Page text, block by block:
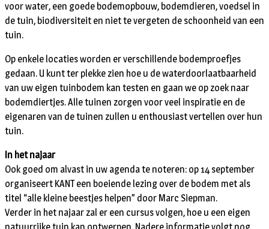
voor water, een goede bodemopbouw, bodemdieren, voedsel in
de tuin, biodiversiteit en niet te vergeten de schoonheid van een
tuin.
Op enkele locaties worden er verschillende bodemproefjes
gedaan. U kunt ter plekke zien hoe u de waterdoorlaatbaarheid
van uw eigen tuinbodem kan testen en gaan we op zoek naar
bodemdiertjes. Alle tuinen zorgen voor veel inspiratie en de
eigenaren van de tuinen zullen u enthousiast vertellen over hun
tuin.
In het najaar
Ook goed om alvast in uw agenda te noteren: op 14 september
organiseert KANT een boeiende lezing over de bodem met als
titel “alle kleine beestjes helpen” door Marc Siepman.
Verder in het najaar zal er een cursus volgen, hoe u een eigen